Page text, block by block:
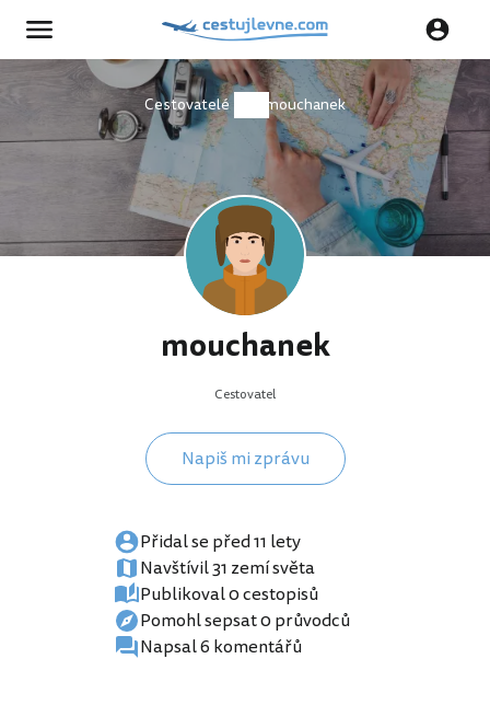
Cestovatelé mouchanek
mouchanek
Cestovatel
Napiš mi zprávu
Přidal se před 11 lety
Navštívil 31 zemí světa
Publikoval 0 cestopisů
Pomohl sepsat 0 průvodců
Napsal 6 komentářů